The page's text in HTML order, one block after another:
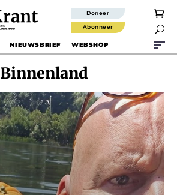
Doneer
Abonneer 
NIEUWSBRIEF WEBSHOP
Binnenland